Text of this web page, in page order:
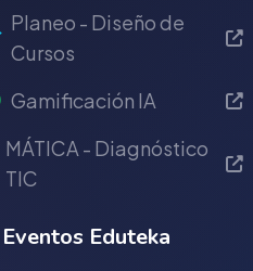
Planeo - Diseño de
Cursos
Gamificación IA
MÁTICA - Diagnóstico
TIC
Eventos Eduteka